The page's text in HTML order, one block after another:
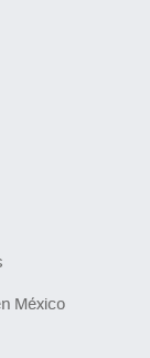
México